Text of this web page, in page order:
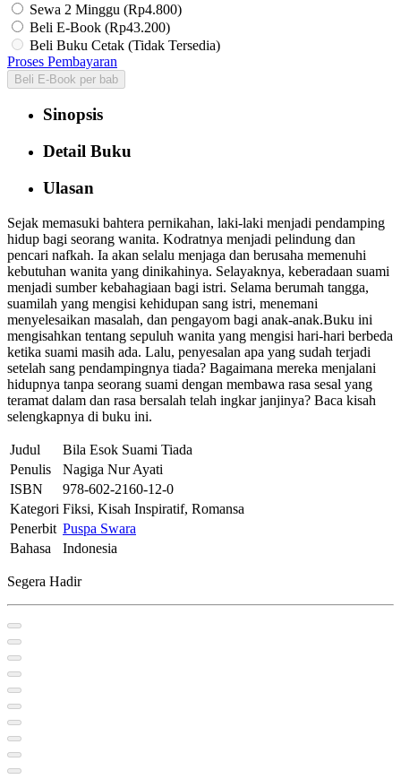
Sewa 2 Minggu (Rp4.800)
Beli E-Book (Rp43.200)
Beli Buku Cetak (Tidak Tersedia)
Proses Pembayaran
Beli E-Book per bab
Sinopsis
Detail Buku
Ulasan
Sejak memasuki bahtera pernikahan, laki-laki menjadi pendamping
hidup bagi seorang wanita. Kodratnya menjadi pelindung dan
pencari nafkah. Ia akan selalu menjaga dan berusaha memenuhi
kebutuhan wanita yang dinikahinya. Selayaknya, keberadaan suami
menjadi sumber kebahagiaan bagi istri. Selama berumah tangga,
suamilah yang mengisi kehidupan sang istri, menemani
menyelesaikan masalah, dan pengayom bagi anak-anak.Buku ini
mengisahkan tentang sepuluh wanita yang mengisi hari-hari berbeda
ketika suami masih ada. Lalu, penyesalan apa yang sudah terjadi
setelah sang pendampingnya tiada? Bagaimana mereka menjalani
hidupnya tanpa seorang suami dengan membawa rasa sesal yang
teramat dalam dan rasa bersalah telah ingkar janjinya? Baca kisah
selengkapnya di buku ini.
Judul
Bila Esok Suami Tiada
Penulis
Nagiga Nur Ayati
ISBN
978-602-2160-12-0
Kategori Fiksi, Kisah Inspiratif, Romansa
Penerbit Puspa Swara
Bahasa
Indonesia
Segera Hadir